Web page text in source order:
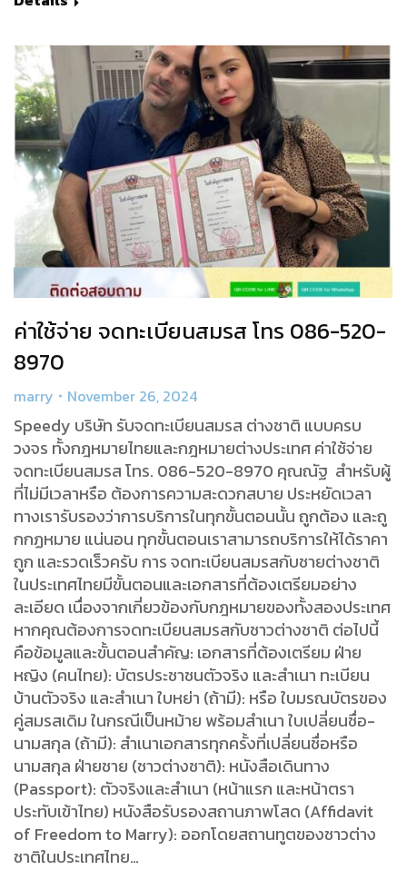
ค่าใช้จ่าย จดทะเบียนสมรส โทร 086-520-
8970
marry November 26, 2024
Speedy บริษัท รับจดทะเบียนสมรส ต่างชาติ แบบครบ
วงจร ทั้งกฎหมายไทยและกฎหมายต่างประเทศ ค่าใช้จ่าย
จดทะเบียนสมรส โทร. 086-520-8970 คุณณัฐ สำหรับผู้
ที่ไม่มีเวลาหรือ ต้องการความสะดวกสบาย ประหยัดเวลา
ทางเรารับรองว่าการบริการในทุกขั้นตอนนั้น ถูกต้อง และถู
กกฏหมาย แน่นอน ทุกขั้นตอนเราสามารถบริการให้ได้ราคา
ถูก และรวดเร็วครับ การ จดทะเบียนสมรสกับชายต่างชาติ
ในประเทศไทยมีขั้นตอนและเอกสารที่ต้องเตรียมอย่าง
ละเอียด เนื่องจากเกี่ยวข้องกับกฎหมายของทั้งสองประเทศ
หากคุณต้องการจดทะเบียนสมรสกับชาวต่างชาติ ต่อไปนี้
คือข้อมูลและขั้นตอนสำคัญ: เอกสารที่ต้องเตรียม ฝ่าย
หญิง (คนไทย): บัตรประชาชนตัวจริง และสำเนา ทะเบียน
บ้านตัวจริง และสำเนา ใบหย่า (ถ้ามี): หรือ ใบมรณบัตรของ
คู่สมรสเดิม ในกรณีเป็นหม้าย พร้อมสำเนา ใบเปลี่ยนชื่อ-
นามสกุล (ถ้ามี): สำเนาเอกสารทุกครั้งที่เปลี่ยนชื่อหรือ
นามสกุล ฝ่ายชาย (ชาวต่างชาติ): หนังสือเดินทาง
(Passport): ตัวจริงและสำเนา (หน้าแรก และหน้าตรา
ประทับเข้าไทย) หนังสือรับรองสถานภาพโสด (Affidavit
of Freedom to Marry): ออกโดยสถานทูตของชาวต่าง
ชาติในประเทศไทย…